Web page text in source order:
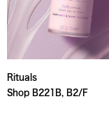
Rituals
Shop B221B, B2/F